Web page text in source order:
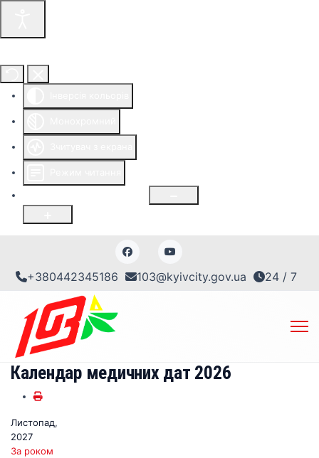
+380442345186 103@kyivcity.gov.ua 24 / 7
Календар медичних дат 2026
Листопад,
2027
За роком